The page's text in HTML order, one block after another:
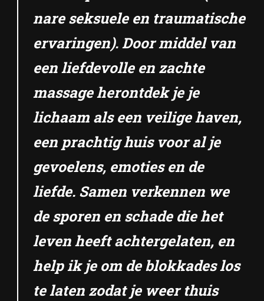
nare seksuele en traumatische
ervaringen). Door middel van
een liefdevolle en zachte
massage herontdek je je
lichaam als een veilige haven,
een prachtig huis voor al je
gevoelens, emoties en de
liefde. Samen verkennen we
de sporen en schade die het
leven heeft achtergelaten, en
help ik je om de blokkades los
te laten zodat je weer thuis